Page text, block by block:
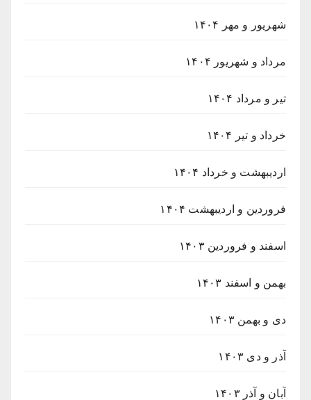
شهریور و مهر ۱۴۰۴
مرداد و شهریور ۱۴۰۴
تیر و مرداد ۱۴۰۴
خرداد و تیر ۱۴۰۴
اردیبهشت و خرداد ۱۴۰۴
فروردین و اردیبهشت ۱۴۰۴
اسفند و فروردین ۱۴۰۳
بهمن و اسفند ۱۴۰۳
دی و بهمن ۱۴۰۳
آذر و دی ۱۴۰۳
آبان و آذر ۱۴۰۳